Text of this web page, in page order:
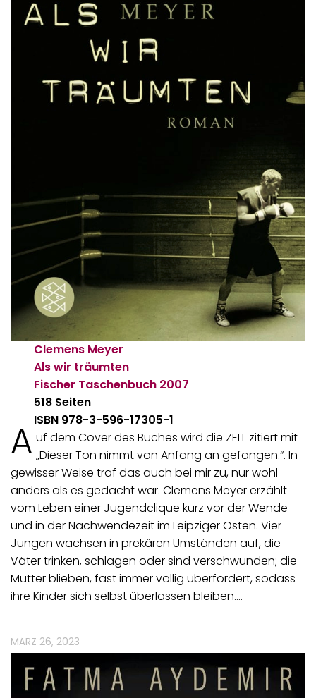
Clemens Meyer
Als wir träumten
Fischer Taschenbuch 2007
518 Seiten
ISBN 978-3-596-17305-1
A uf dem Cover des Buches wird die ZEIT zitiert mit
„Dieser Ton nimmt von Anfang an gefangen.“. In
gewisser Weise traf das auch bei mir zu, nur wohl
anders als es gedacht war. Clemens Meyer erzählt
vom Leben einer Jugendclique kurz vor der Wende
und in der Nachwendezeit im Leipziger Osten. Vier
Jungen wachsen in prekären Umständen auf, die
Väter trinken, schlagen oder sind verschwunden; die
Mütter blieben, fast immer völlig überfordert, sodass
ihre Kinder sich selbst überlassen bleiben.…
MÄRZ 26, 2023